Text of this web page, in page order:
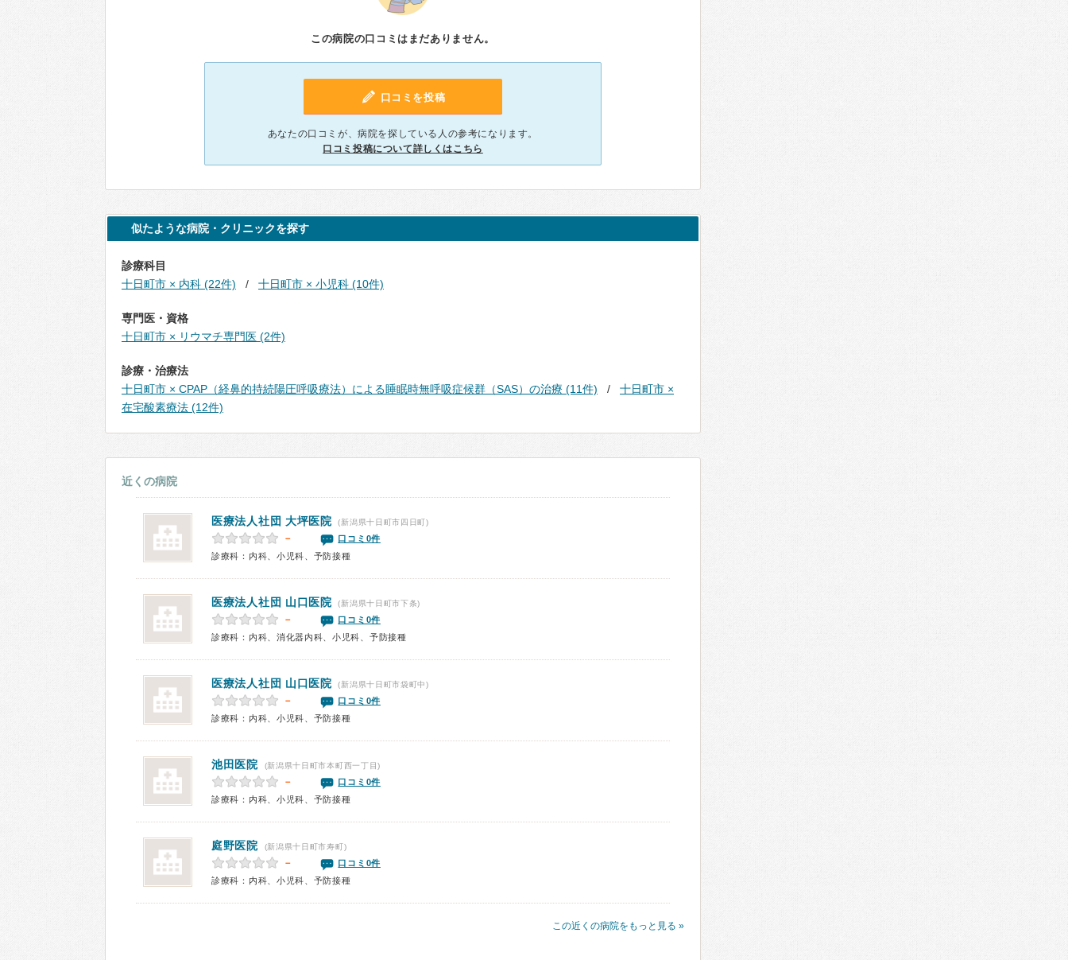
この病院の口コミはまだありません。
口コミを投稿
あなたの口コミが、病院を探している人の参考になります。
口コミ投稿について詳しくはこちら
似たような病院・クリニックを探す
診療科目
十日町市 × 内科 (22件)
十日町市 × 小児科 (10件)
専門医・資格
十日町市 × リウマチ専門医 (2件)
診療・治療法
十日町市 × CPAP（経鼻的持続陽圧呼吸療法）による睡眠時無呼吸症候群（SAS）の治療 (11件)
十日町市 ×
在宅酸素療法 (12件)
近くの病院
医療法人社団 大坪医院 (新潟県十日町市四日町)
－
口コミ0件
診療科：内科、小児科、予防接種
医療法人社団 山口医院 (新潟県十日町市下条)
－
口コミ0件
診療科：内科、消化器内科、小児科、予防接種
医療法人社団 山口医院 (新潟県十日町市袋町中)
－
口コミ0件
診療科：内科、小児科、予防接種
池田医院 (新潟県十日町市本町西一丁目)
－
口コミ0件
診療科：内科、小児科、予防接種
庭野医院 (新潟県十日町市寿町)
－
口コミ0件
診療科：内科、小児科、予防接種
この近くの病院をもっと見る »